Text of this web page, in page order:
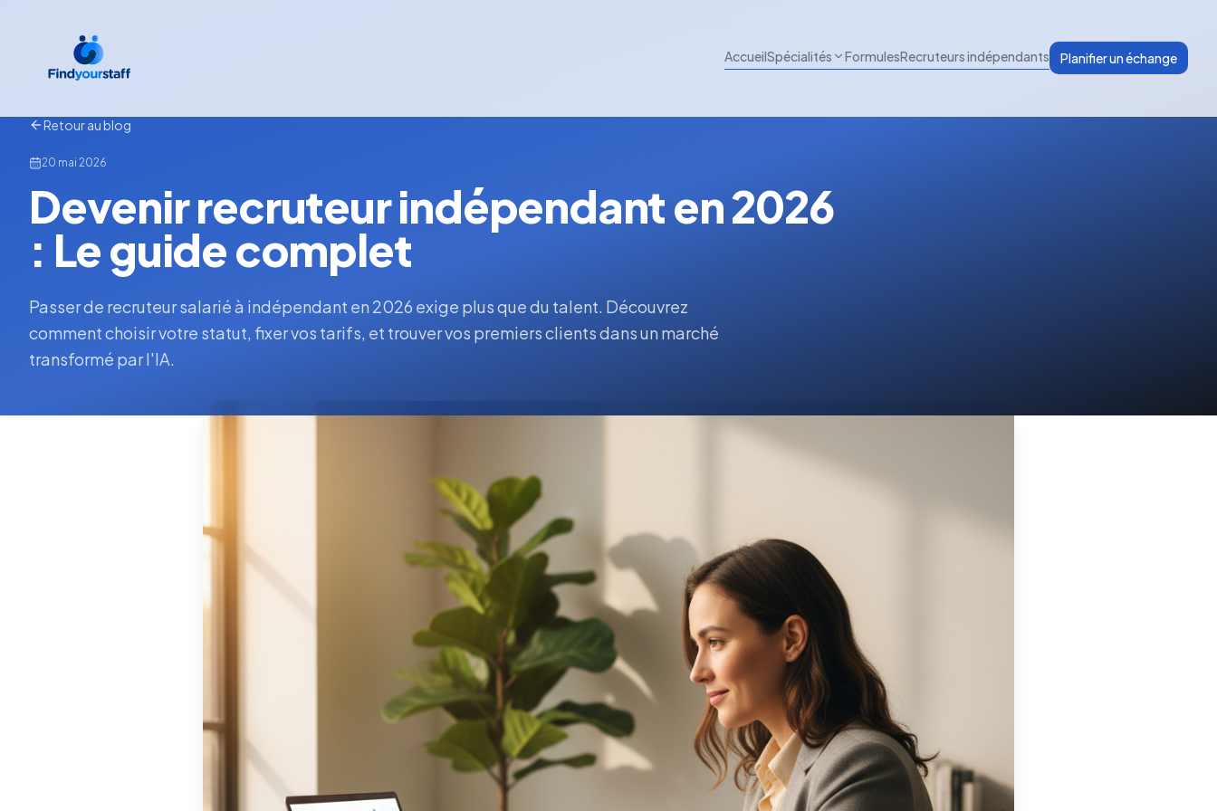
AccueilSpécialités FormulesRecruteurs indépendants Planifier un échange
Retour au blog
20 mai 2026
Devenir recruteur indépendant en 2026
: Le guide complet
Passer de recruteur salarié à indépendant en 2026 exige plus que du talent. Découvrez
comment choisir votre statut, fixer vos tarifs, et trouver vos premiers clients dans un marché
transformé par l'IA.